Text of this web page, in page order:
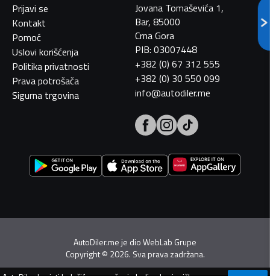
Prijavi se
Kontakt
Pomoć
Uslovi korišćenja
Politika privatnosti
Prava potrošača
Sigurna trgovina
Jovana Tomaševića 1,
Bar, 85000
Crna Gora
PIB: 03007448
+382 (0) 67 312 555
+382 (0) 30 550 099
info@autodiler.me
AutoDiler.me je dioWebLab Grupe
Copyright© 2026. Sva prava zadržana.